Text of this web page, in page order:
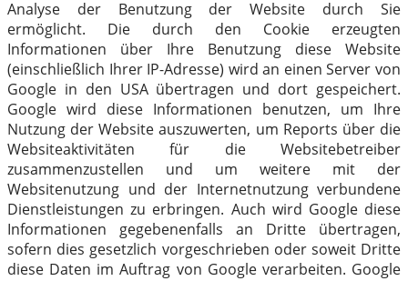
Analyse der Benutzung der Website durch Sie
ermöglicht. Die durch den Cookie erzeugten
Informationen über Ihre Benutzung diese Website
(einschließlich Ihrer IP-Adresse) wird an einen Server von
Google in den USA übertragen und dort gespeichert.
Google wird diese Informationen benutzen, um Ihre
Nutzung der Website auszuwerten, um Reports über die
Websiteaktivitäten für die Websitebetreiber
zusammenzustellen und um weitere mit der
Websitenutzung und der Internetnutzung verbundene
Dienstleistungen zu erbringen. Auch wird Google diese
Informationen gegebenenfalls an Dritte übertragen,
sofern dies gesetzlich vorgeschrieben oder soweit Dritte
diese Daten im Auftrag von Google verarbeiten. Google